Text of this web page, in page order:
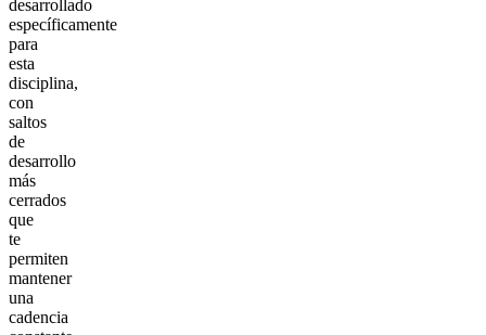
desarrollado
específicamente
para
esta
disciplina,
con
saltos
de
desarrollo
más
cerrados
que
te
permiten
mantener
una
cadencia